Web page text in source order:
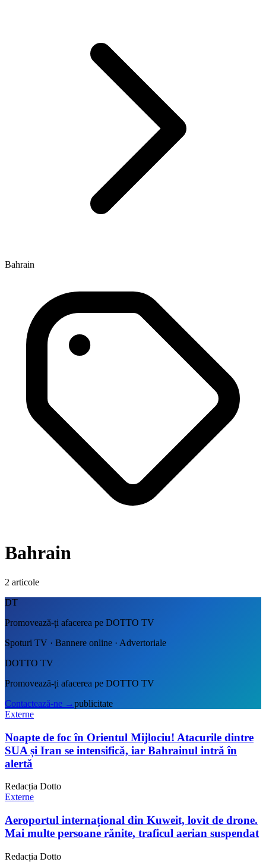
Bahrain
Bahrain
2 articole
DT
Promovează-ți afacerea pe DOTTO TV
Spoturi TV · Bannere online · Advertoriale
DOTTO TV
Promovează-ți afacerea pe DOTTO TV
Contactează-ne →publicitate
Externe
Noapte de foc în Orientul Mijlociu! Atacurile dintre
SUA și Iran se intensifică, iar Bahrainul intră în
alertă
Redacția Dotto
Externe
Aeroportul internațional din Kuweit, lovit de drone.
Mai multe persoane rănite, traficul aerian suspendat
Redacția Dotto